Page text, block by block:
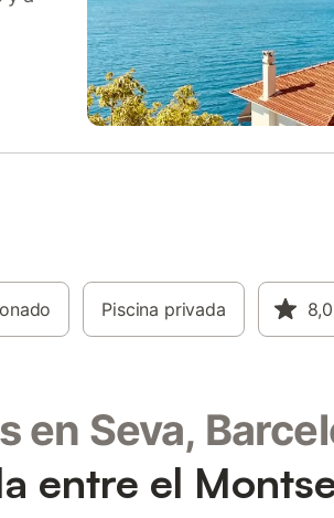
Piscina privada 8,0
en Seva,
entre el